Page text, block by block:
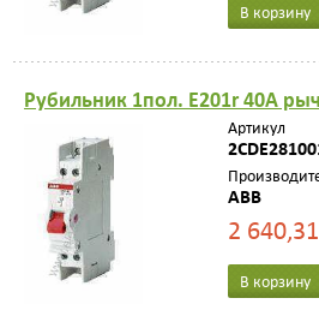
В корзину
Рубильник 1пол. E201r 40A
Артикул
ABB
2
В корзину